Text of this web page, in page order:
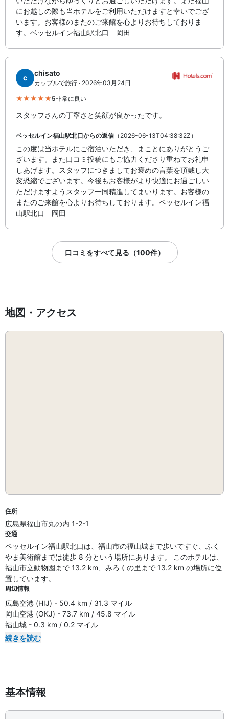
にお越しの際も当ホテルをご利用いただけますと幸いでござ
います。お客様のまたのご来館を心よりお待ちしておりま
す。ベッセルイン福山駅北口 岡田
c
chisato
カップルで旅行 · 2026年03月24日
5非常に良い
スタッフさんの丁寧さと笑顔が良かったです。
ベッセルイン福山駅北口からの返信（2026-06-13T04:38:32Z）
この度は当ホテルにご宿泊いただき、まことにありがとうご
ざいます。また口コミ投稿にもご協力くださり重ねてお礼申
しあげます。スタッフにつきましてお褒めの言葉を頂戴し大
変恐縮でございます。今後もお客様がより快適にお過ごしい
ただけますようスタッフ一同精進してまいります。お客様の
またのご来館を心よりお待ちしております。ベッセルイン福
山駅北口 岡田
口コミをすべて見る（100件）
地図・アクセス
住所
広島県福山市丸の内 1-2-1
交通
ベッセルイン福山駅北口は、福山市の福山城まで歩いてすぐ、ふく
やま美術館までは徒歩 8 分という場所にあります。 このホテルは、
福山市立動物園まで 13.2 km、みろくの里まで 13.2 km の場所に位
置しています。
周辺情報
広島空港 (HIJ) - 50.4 km / 31.3 マイル
岡山空港 (OKJ) - 73.7 km / 45.8 マイル
福山城 - 0.3 km / 0.2 マイル
続きを読む
基本情報